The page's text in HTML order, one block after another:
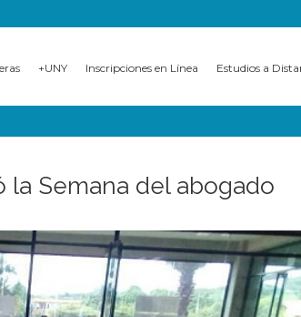
+UNY Inscripciones en Línea Estudios a
la Semana del abogado